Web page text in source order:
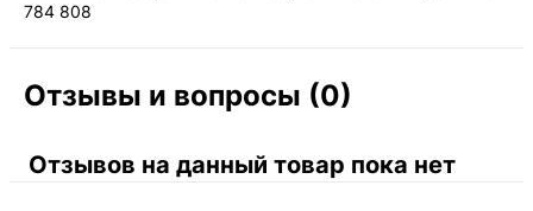
784 808
Отзывы и вопросы (0)
Отзывов на данный товар пока нет